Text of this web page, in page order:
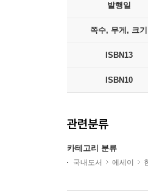
발행일
쪽수, 무게, 크기
ISBN13
ISBN10
관련분류
카테고리 분류
국내도서 에세이